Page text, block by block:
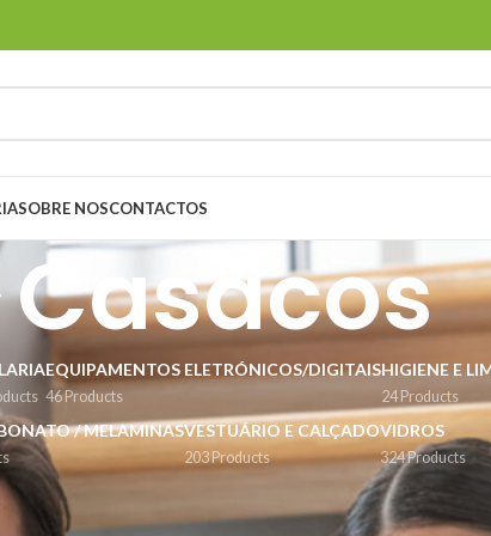
SOBRE NOSCONTACTOS
Casacos
EQUIPAMENTOS ELETRÓNICOS/DIGITAIS
46 Products
HIGIENE E
24 Products
/ MELAMINASVESTUÁRIO E CALÇADO
203 Products
VIDROS
324 Products
Casacos Show